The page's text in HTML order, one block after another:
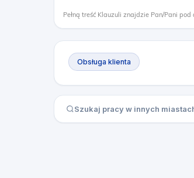
Pełną treść Klauzuli znajdzie Pan/Pani
Obsługa klienta
Szukaj pracy w innych